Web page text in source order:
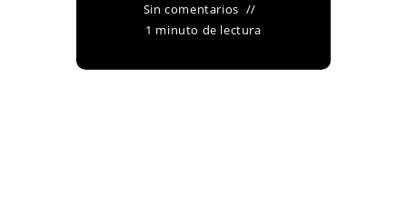
Sin comentarios
1 minuto de lectura